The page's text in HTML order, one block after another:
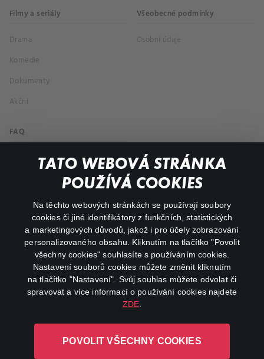
TATO WEBOVÁ STRÁNKA
POUŽÍVÁ COOKIES
Na těchto webových stránkách se používají soubory
cookies či jiné identifikátory z funkčních, statistických
a marketingových důvodů, jakož i pro účely zobrazování
personalizovaného obsahu. Kliknutím na tlačítko "Povolit
všechny cookies" souhlasíte s používáním cookies.
Nastavení souborů cookies můžete změnit kliknutím
na tlačítko "Nastavení". Svůj souhlas můžete odvolat či
spravovat a více informací o používání cookies najdete
ZDE
POVOLIT VŠECHNY COOKIES
Filmy a seriály
Drama
Komedie
Dokumenty
Akční
Všeobecné podmínky
Osobní údaje
FAQ
Můj účet
Důležité odkazy
facebookinstagram
youtube
L-1246 Luxembourg R.C.S.